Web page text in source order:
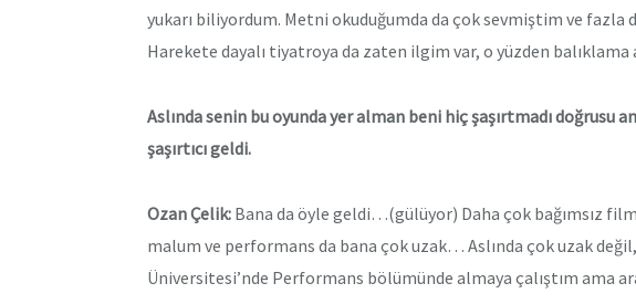
yukarı biliyordum. Metni okuduğumda da çok sevmiştim ve fazla
Harekete dayalı tiyatroya da zaten ilgim var, o yüzden
Aslında senin bu oyunda yer alman beni hiç şaşırtmadı doğrusu
şaşırtıcı geldi.
Ozan Çelik: Bana da öyle geldi…(gülüyor) Daha çok bağımsız
malum ve performans da bana çok uzak… Aslında çok uzak
Üniversitesi’nde Performans bölümünde almaya çalıştım ama